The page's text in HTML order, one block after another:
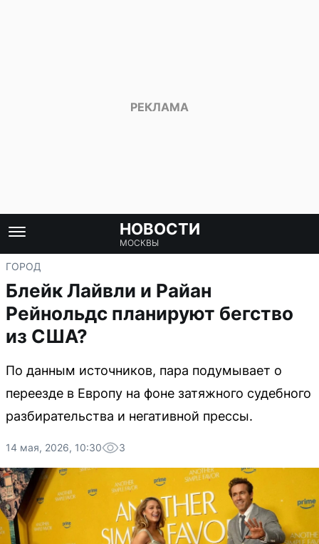
НОВОСТИ
МОСКВЫ
ГОРОД
Блейк Лайвли и Райан
Рейнольдс планируют бегство
из США?
По данным источников, пара подумывает о
переезде в Европу на фоне затяжного судебного
разбирательства и негативной прессы.
14 мая, 2026, 10:30 3